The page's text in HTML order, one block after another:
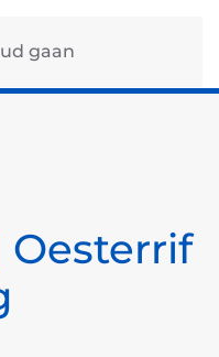
gaan
Oesterrif